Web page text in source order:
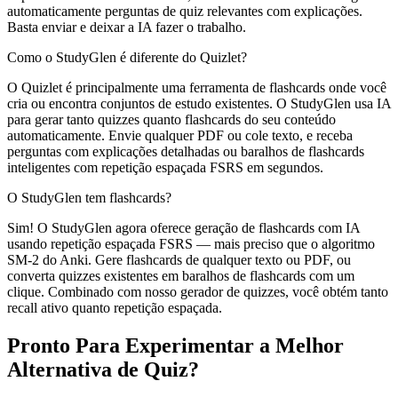
automaticamente perguntas de quiz relevantes com explicações.
Basta enviar e deixar a IA fazer o trabalho.
Como o StudyGlen é diferente do Quizlet?
O Quizlet é principalmente uma ferramenta de flashcards onde você
cria ou encontra conjuntos de estudo existentes. O StudyGlen usa IA
para gerar tanto quizzes quanto flashcards do seu conteúdo
automaticamente. Envie qualquer PDF ou cole texto, e receba
perguntas com explicações detalhadas ou baralhos de flashcards
inteligentes com repetição espaçada FSRS em segundos.
O StudyGlen tem flashcards?
Sim! O StudyGlen agora oferece geração de flashcards com IA
usando repetição espaçada FSRS — mais preciso que o algoritmo
SM-2 do Anki. Gere flashcards de qualquer texto ou PDF, ou
converta quizzes existentes em baralhos de flashcards com um
clique. Combinado com nosso gerador de quizzes, você obtém tanto
recall ativo quanto repetição espaçada.
Pronto Para Experimentar a Melhor
Alternativa de Quiz?